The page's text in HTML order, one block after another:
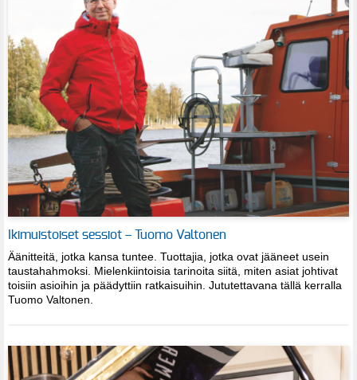
Ikimuistoiset sessiot – Tuomo Valtonen
Äänitteitä, jotka kansa tuntee. Tuottajia, jotka ovat jääneet usein
taustahahmoksi. Mielenkiintoisia tarinoita siitä, miten asiat johtivat
toisiin asioihin ja päädyttiin ratkaisuihin. Jututettavana tällä kerralla
Tuomo Valtonen.